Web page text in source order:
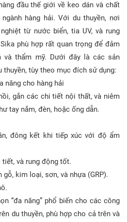
đầu thế giới về keo dán và chất
hàng hải. Với du thuyền, nơi
từ nước biển, tia UV, và rung
phù hợp rất quan trọng để đảm
và thẩm mỹ. Dưới đây là các sản
thuyền, tùy theo mục đích sử dụng:
năng cho hàng hải
gắn các chi tiết nội thất, và niêm
tay nắm, đèn, hoặc ống dẫn.
đông kết khi tiếp xúc với độ ẩm
và rung động tốt.
kim loại, sơn, và nhựa (GRP).
“đa năng” phổ biến cho các công
du thuyền, phù hợp cho cả trên và